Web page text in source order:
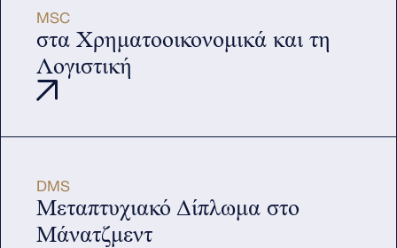
MSC
στα Χρηματοοικονομικά και τη
Λογιστική
DMS
Μεταπτυχιακό Δίπλωμα στο
Μάνατζμεντ